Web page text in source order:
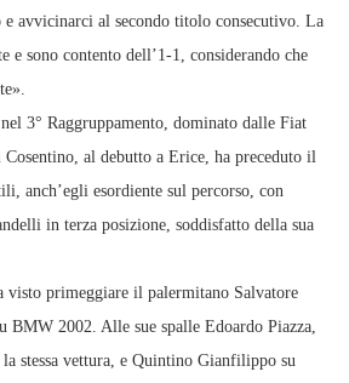
e avvicinarci al secondo titolo consecutivo. La
e sono contento dell’1-1, considerando che
3° Raggruppamento, dominato dalle Fiat
al debutto a Erice, ha preceduto il
anch’egli esordiente sul percorso, con
in terza posizione, soddisfatto della sua
visto primeggiare il palermitano Salvatore
BMW 2002. Alle sue spalle Edoardo Piazza,
stessa vettura, e Quintino Gianfilippo su